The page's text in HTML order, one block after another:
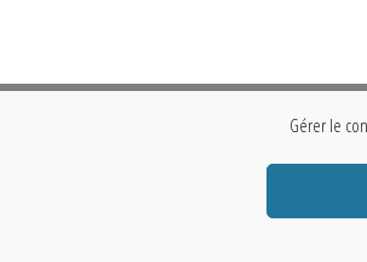
Gérer le